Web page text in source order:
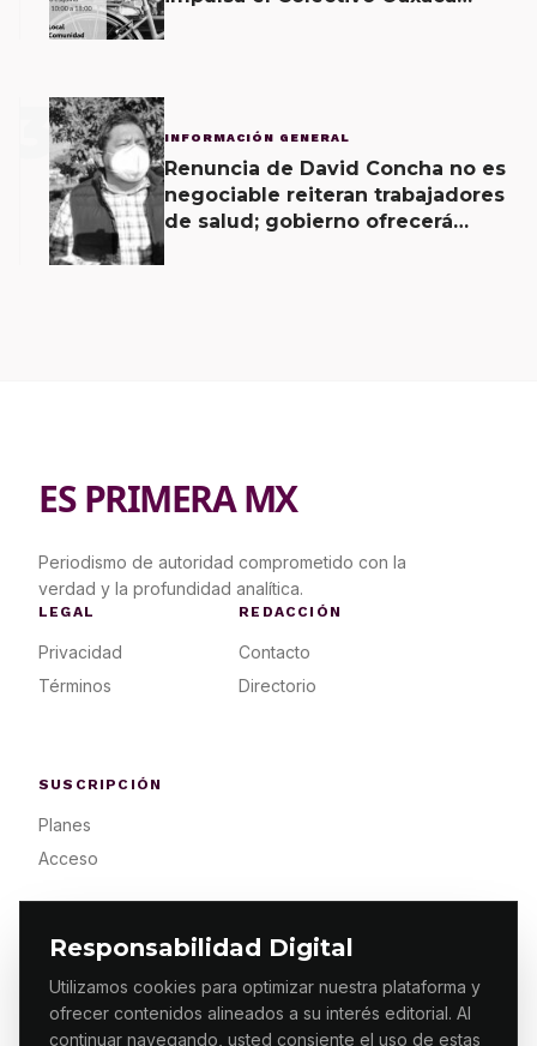
Responsabilidad Digital
Utilizamos cookies para optimizar nuestra plataforma y
ofrecer contenidos alineados a su interés editorial. Al
continuar navegando, usted consiente el uso de estas
3 INFORMACIÓN GENERAL
Renuncia de David Concha no es
negociable reiteran trabajadores
de salud; gobierno ofrecerá
ES PRIMERA MX
Periodismo de autoridad comprometido con la
verdad y la profundidad analítica.
LEGAL
Privacidad
Términos
REDACCIÓN
Contacto
Directorio
SUSCRIPCIÓN
Planes
Acceso
© 2026 ES PRIMERA MX. ALGUNOS DERECHOS
RESERVADOS / DESIGNMAKING.MX